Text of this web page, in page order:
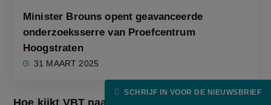
Minister Brouns opent geavanceerde
onderzoeksserre van Proefcentrum
Hoogstraten
31 MAART 2025
Hoe kijkt VBT naar de rol van Europa? Wegen
SCHRIJF IN VOOR DE NIEUWSBRIEF